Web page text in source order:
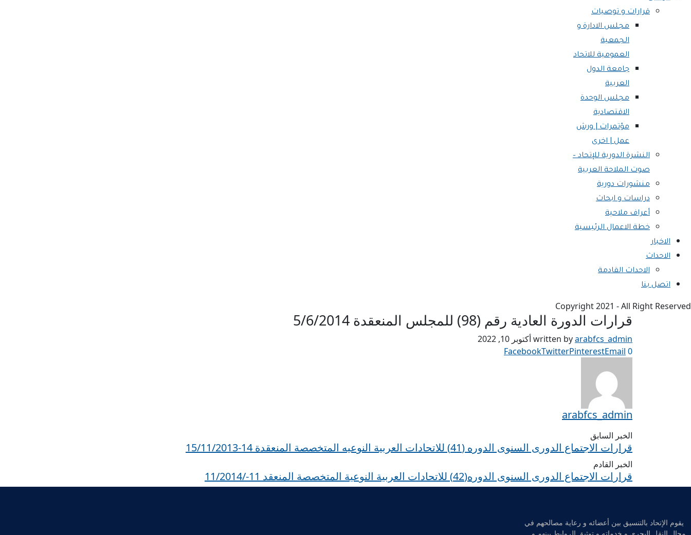
قرارات و توصيات
مجلس الادارة و
الجمعية
العمومية للاتحاد
جامعة الدول
العربية
مجلس الوحدة
الاقتصادية
مؤتمرات | ورش
عمل | اخرى
النشرة الدورية للإتحاد –
صوت الملاحة العربية
منشورات دورية
دراسات و ابحاث
أعراف ملاحية
خطة الاعمال الرئيسية
الاخبار
الاحداث
الاحداث القادمة
اتصل بنا
Copyright 2021 - All Right Reserved
قرارات الدورة العادية رقم (98) للمجلس المنعقدة 5/6/2014
written byarabfcs_admin
أكتوبر 10, 2022
0
FacebookTwitterPinterestEmail
arabfcs_admin
الخبر السابق
قرارات الاجتماع الدورى السنوى الدوره (41) للاتحادات العربية النوعيه المتخصصة المنعقدة 14-15/11/2013
الخبر القادم
قرارات الاجتماع الدورى السنوى الدوره(42) للاتحادات العربية النوعية المتخصصة المنعقد 11-/11/2014
يقوم الإتحاد بالتنسيق بين أعضائه و رعاية مصالحهم في